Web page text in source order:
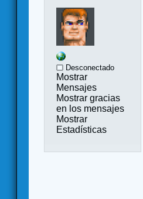
Desconectado
Mostrar
Mensajes
Mostrar gracias
en los mensajes
Mostrar
Estadísticas